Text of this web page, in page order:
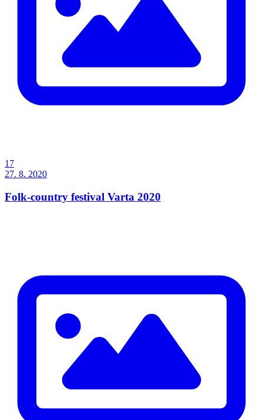
17
27. 8. 2020
Folk-country festival Varta 2020